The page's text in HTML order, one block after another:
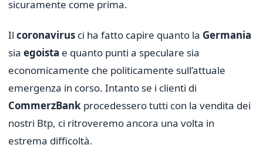
sicuramente come prima.
Il coronavirus ci ha fatto capire quanto la Germania
sia egoista e quanto punti a speculare sia
economicamente che politicamente sull’attuale
emergenza in corso. Intanto se i clienti di
CommerzBank procedessero tutti con la vendita dei
nostri Btp, ci ritroveremo ancora una volta in
estrema difficoltà.